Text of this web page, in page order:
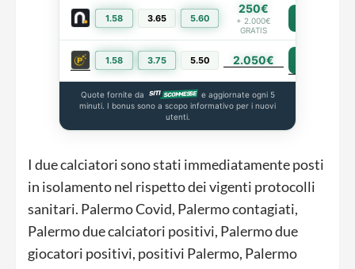
1.58 3.65 5.60
250€
+ 2.000€
GRATIS
1.58 3.75 5.50 2.050€
Quote fornite da
e aggiornate ogni 5
minuti. I bonus sono a scopo informativo per i nuovi
utenti.
I due calciatori sono stati immediatamente posti
in isolamento nel rispetto dei vigenti protocolli
sanitari. Palermo Covid, Palermo contagiati,
Palermo due calciatori positivi, Palermo due
giocatori positivi, positivi Palermo, Palermo